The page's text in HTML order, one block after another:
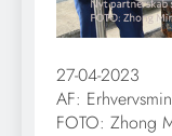
27-04-2023
AF:
FOTO: Zhong